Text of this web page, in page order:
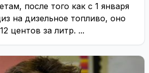
после того как с 1 января
на дизельное топливо, оно
центов за литр. ...